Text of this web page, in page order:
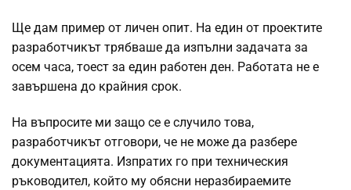
Ще дам пример от личен опит. На един от проектите
разработчикът трябваше да изпълни задачата за
осем часа, тоест за един работен ден. Работата не е
завършена до крайния срок.
На въпросите ми защо се е случило това,
разработчикът отговори, че не може да разбере
документацията. Изпратих го при техническия
ръководител, който му обясни неразбираемите